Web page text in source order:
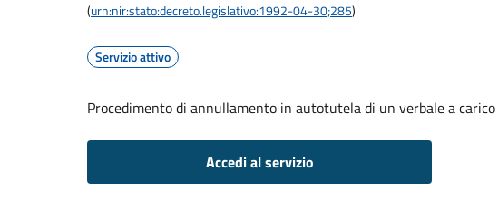
(urn:nir:stato:decreto.legislativo:1992-04-30;285)
Servizio attivo
Procedimento di annullamento in autotutela di un verbale a
Accedi al servizio